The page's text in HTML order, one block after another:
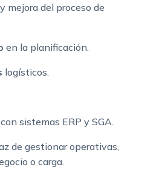
y mejora del proceso de
en la planificación.
logísticos.
con sistemas ERP y SGA.
de gestionar operativas,
o carga.